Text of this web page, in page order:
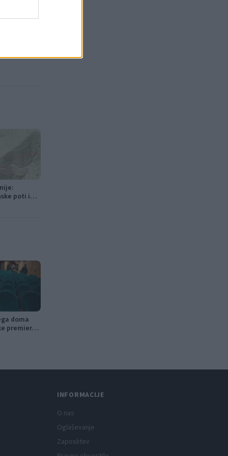
poti in
doma
premiere,
INFORMACIJE
O nas
Oglaševanje
Zaposlitev